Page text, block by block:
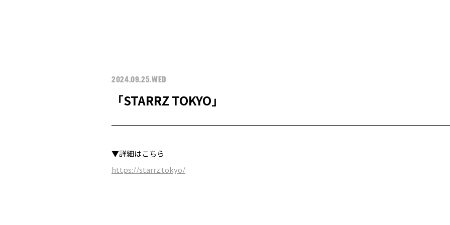
2024.09.25.WED
「STARRZ TOKYO」
▼詳細はこちら
https://starrz.tokyo/